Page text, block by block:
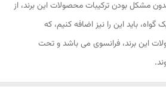
مشکل بودن ترکیبات محصولات این برند، از
گواه، باید این را نیز اضافه کنیم، که
این برند، فرانسوی می باشد و تحت